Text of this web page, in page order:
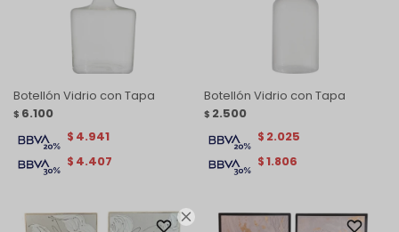

Botellón Vidrio con Tapa
$ 6.100
$ 4.407
$ 4.941
Botellón Vidrio con Tapa
$ 2.500
$1.806
$ 2.025